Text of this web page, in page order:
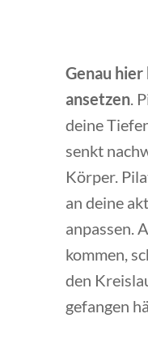
Genau
ansetzen.
deine
senkt
Körper.
an deine
anpassen.
kommen,
den
gefangen